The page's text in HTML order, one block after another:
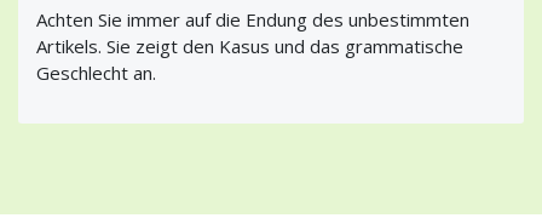
Achten Sie immer auf die Endung des unbestimmten
Artikels. Sie zeigt den Kasus und das grammatische
Geschlecht an.